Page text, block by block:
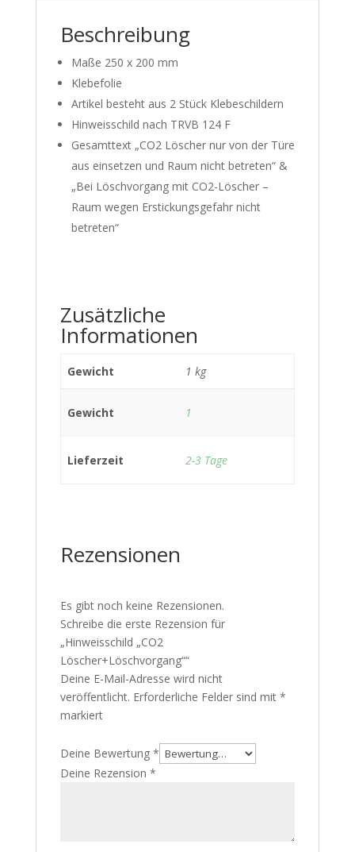
Beschreibung
Maße 250 x 200 mm
Klebefolie
Artikel besteht aus 2 Stück Klebeschildern
Hinweisschild nach TRVB 124 F
Gesamttext „CO2 Löscher nur von der Türe
aus einsetzen und Raum nicht betreten“ &
„Bei Löschvorgang mit CO2-Löscher –
Raum wegen Erstickungsgefahr nicht
betreten“
Zusätzliche
Informationen
Gewicht 1 kg
Gewicht 1
Lieferzeit 2-3 Tage
Rezensionen
Es gibt noch keine Rezensionen.
Schreibe die erste Rezension für
„Hinweisschild „CO2
Löscher+Löschvorgang““
Deine E-Mail-Adresse wird nicht
veröffentlicht. Erforderliche Felder sind mit *
markiert
Deine Bewertung *
Deine Rezension *